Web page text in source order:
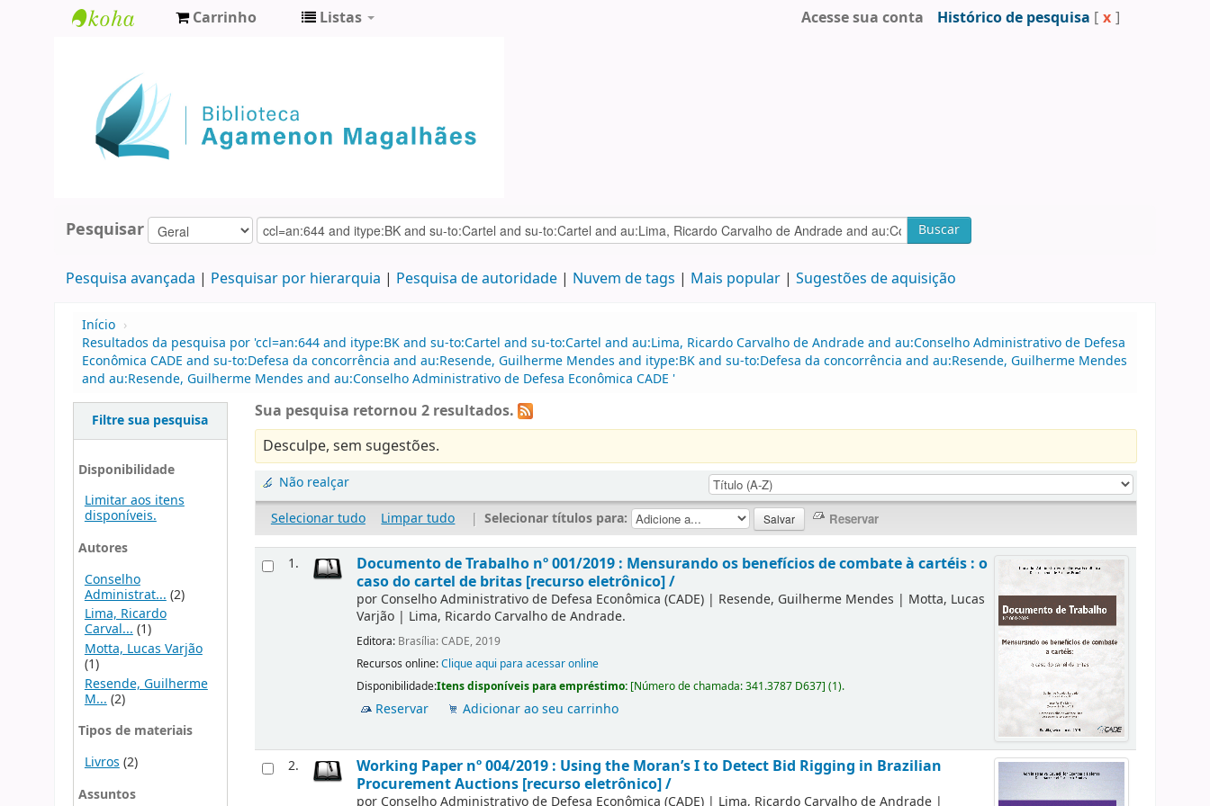
Agamenon
Magalhães
Carrinho Listas Acesse sua conta Histórico de pesquisa [ x ]
Pesquisar Buscar
Pesquisa avançada Pesquisar por hierarquia Pesquisa de autoridade Nuvem de tags Mais popular Sugestões de aquisição
Início ›
Resultados da pesquisa por 'ccl=an:644 and itype:BK and su-to:Cartel and su-to:Cartel and au:Lima, Ricardo Carvalho de Andrade and au:Conselho Administrativo de Defesa
Econômica CADE and su-to:Defesa da concorrência and au:Resende, Guilherme Mendes and itype:BK and su-to:Defesa da concorrência and au:Resende, Guilherme Mendes
and au:Resende, Guilherme Mendes and au:Conselho Administrativo de Defesa Econômica CADE '
Filtre sua pesquisa
Disponibilidade
Limitar aos itens
disponíveis.
Autores
Conselho
Administrat... (2)
Lima, Ricardo
Carval...(1)
Motta, Lucas Varjão
(1)
Resende, Guilherme
M... (2)
Tipos de materiais
Livros (2)
Assuntos
Sua pesquisa retornou 2 resultados.
Desculpe, sem sugestões.
Não realçar
Selecionar tudo
Limpar tudo | Selecionar títulos para:
1.
Documento de Trabalho nº 001/2019 : Mensurando os benefícios de combate à cartéis : o
caso do cartel de britas [recurso eletrônico] /
por Conselho Administrativo de Defesa Econômica (CADE) | Resende, Guilherme Mendes | Motta, Lucas
Varjão | Lima, Ricardo Carvalho de Andrade.
Editora: Brasília: CADE, 2019
Recursos online:Clique aqui para acessar online
Disponibilidade:Itens disponíveis para empréstimo: [Número de chamada:341.3787 D637](1).
Reservar Adicionar ao seu carrinho
2.
Working Paper nº 004/2019 : Using the Moran’s I to Detect Bid Rigging in Brazilian
Procurement Auctions [recurso eletrônico] /